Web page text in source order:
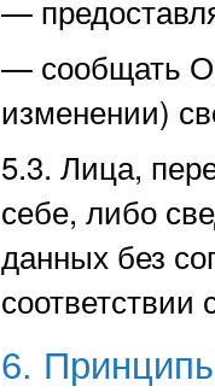
—
— сообщать
изменении)
5.3. Лица,
себе, либо
данных без
соответствии
6.